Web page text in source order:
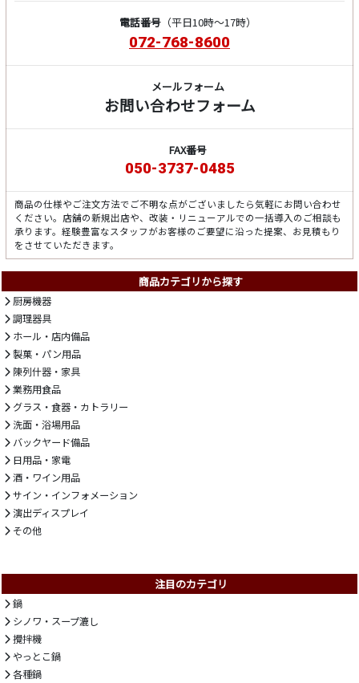
電話番号（平日10時～17時）
072-768-8600
メールフォーム
お問い合わせフォーム
FAX番号
050-3737-0485
商品の仕様やご注文方法でご不明な点がございましたら気軽にお問い合わせ
ください。店舗の新規出店や、改装・リニューアルでの一括導入のご相談も
承ります。経験豊富なスタッフがお客様のご要望に沿った提案、お見積もり
をさせていただきます。
商品カテゴリから探す
厨房機器
調理器具
ホール・店内備品
製菓・パン用品
陳列什器・家具
業務用食品
グラス・食器・カトラリー
洗面・浴場用品
バックヤード備品
日用品・家電
酒・ワイン用品
サイン・インフォメーション
演出ディスプレイ
その他
注目のカテゴリ
鍋
シノワ・スープ漉し
攪拌機
やっとこ鍋
各種鍋